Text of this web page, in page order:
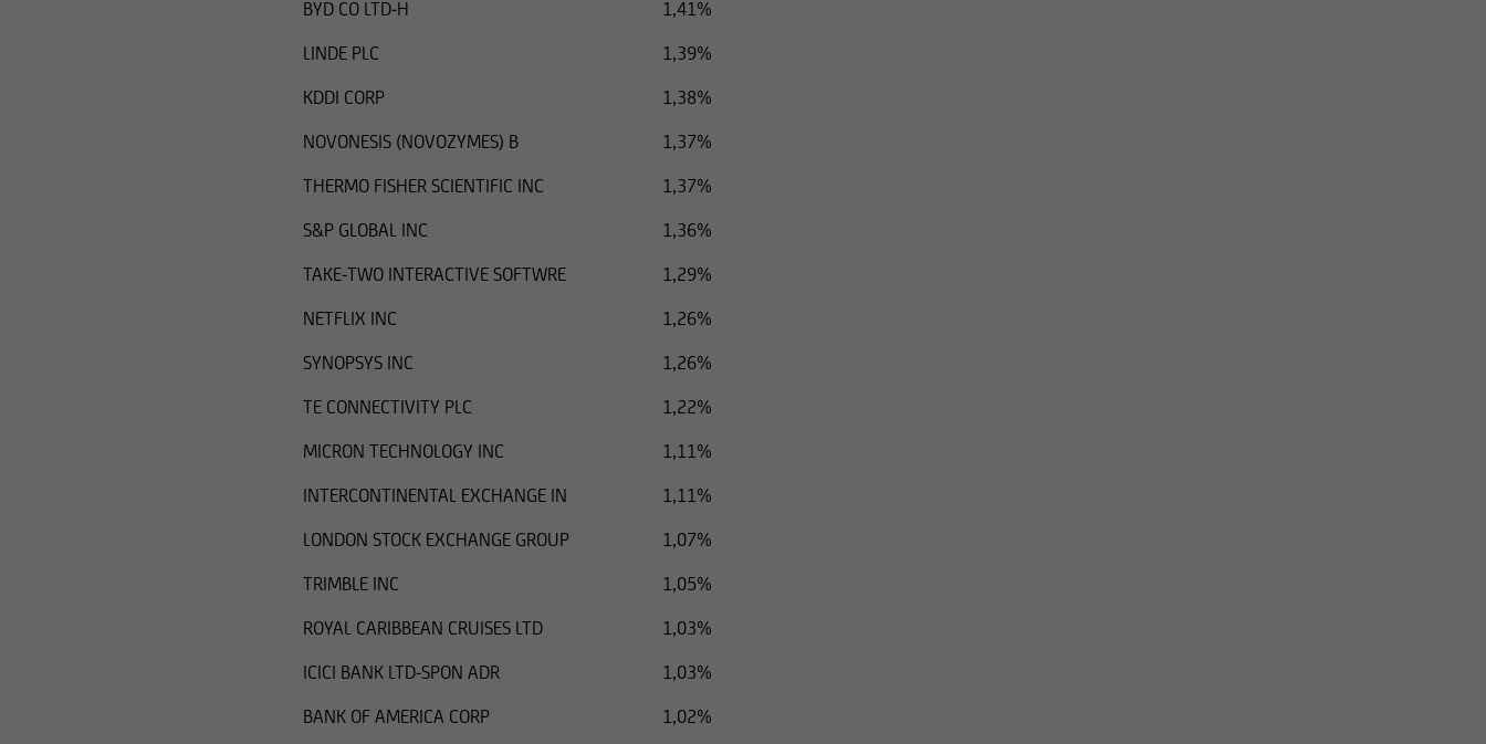
BYD CO LTD-H
1,41%
LINDE PLC
1,39%
KDDI CORP
1,38%
NOVONESIS (NOVOZYMES) B
1,37%
THERMO FISHER SCIENTIFIC INC
1,37%
S&P GLOBAL INC
1,36%
TAKE-TWO INTERACTIVE SOFTWRE
1,29%
NETFLIX INC
1,26%
SYNOPSYS INC
1,26%
TE CONNECTIVITY PLC
1,22%
MICRON TECHNOLOGY INC
1,11%
INTERCONTINENTAL EXCHANGE IN
1,11%
LONDON STOCK EXCHANGE GROUP
1,07%
TRIMBLE INC
1,05%
ROYAL CARIBBEAN CRUISES LTD
1,03%
ICICI BANK LTD-SPON ADR
1,03%
BANK OF AMERICA CORP
1,02%